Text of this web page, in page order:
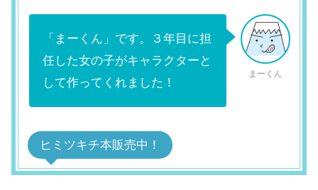
「まーくん」です。３年目に担
任した女の子がキャラクターと
して作ってくれました！
まーくん
ヒミツキチ本販売中！